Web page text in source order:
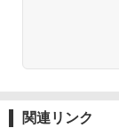
関連リンク